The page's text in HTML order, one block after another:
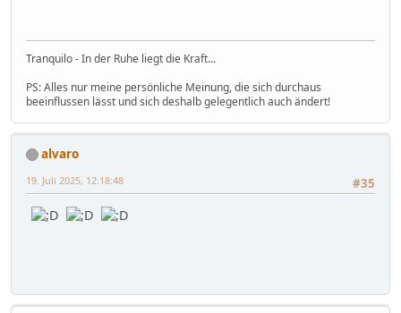
Tranquilo - In der Ruhe liegt die Kraft...
PS: Alles nur meine persönliche Meinung, die sich durchaus
beeinflussen lässt und sich deshalb gelegentlich auch ändert!
alvaro
#35
19. Juli 2025, 12:18:48